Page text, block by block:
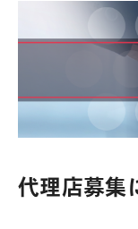
代理店募集